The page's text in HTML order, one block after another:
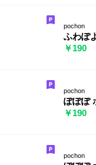
pochon
ふわぽ
￥190
pochon
ぽぽぽ
￥190
pochon